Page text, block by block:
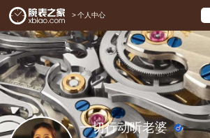
> 个人中心
一切行动听老婆